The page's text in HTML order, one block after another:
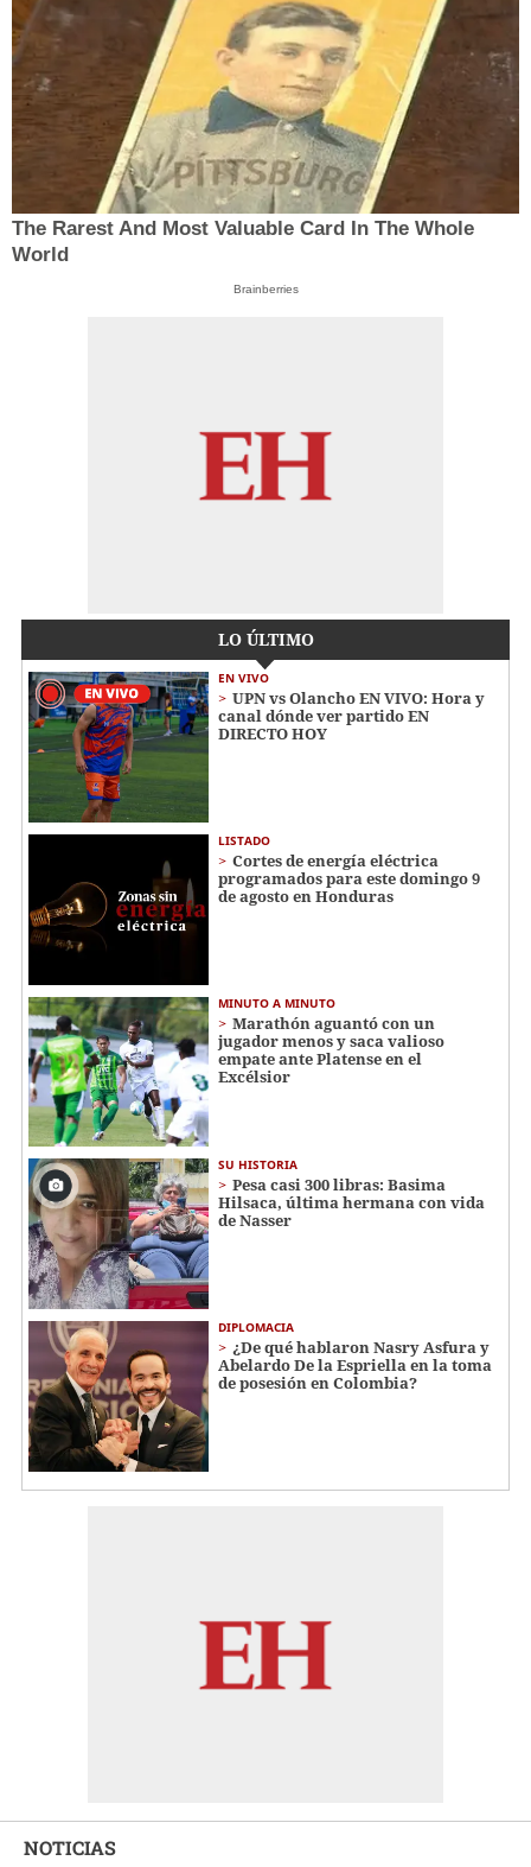
The Rarest And Most Valuable Card In The Whole
World
Brainberries
LO ÚLTIMO
EN VIVO
UPN vs Olancho EN VIVO: Hora y
canal dónde ver partido EN
DIRECTO HOY
LISTADO
Cortes de energía eléctrica
programados para este domingo 9
de agosto en Honduras
MINUTO A MINUTO
Marathón aguantó con un
jugador menos y saca valioso
empate ante Platense en el
Excélsior
SU HISTORIA
Pesa casi 300 libras: Basima
Hilsaca, última hermana con vida
de Nasser
DIPLOMACIA
¿De qué hablaron Nasry Asfura y
Abelardo De la Espriella en la toma
de posesión en Colombia?
NOTICIAS